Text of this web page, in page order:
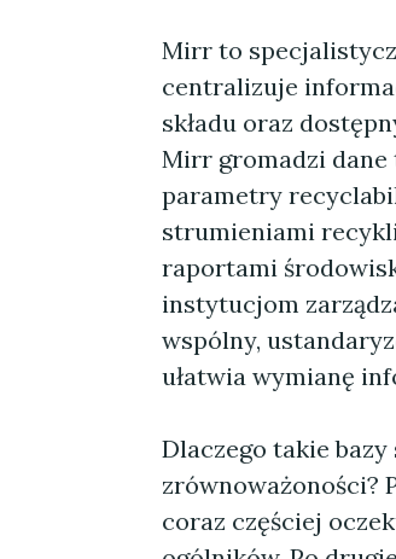
Mirr to
centralizuje
składu oraz
Mirr gromadzi dane
parametry
strumieniami
raportami
instytucjom
wspólny,
ułatwia wymianę
Dlaczego takie
zrównoważoności?
coraz częściej